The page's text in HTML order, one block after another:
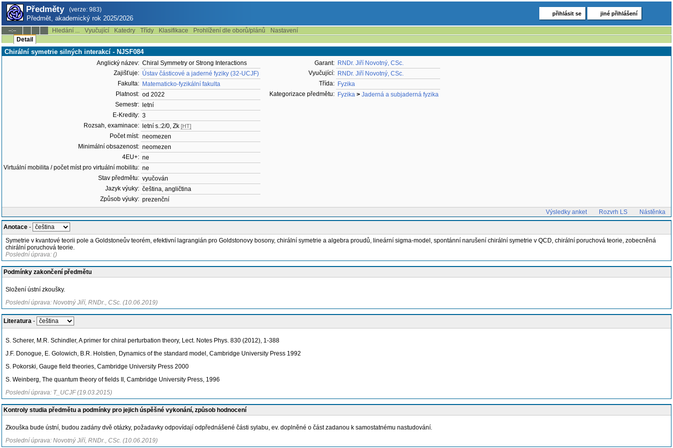
Předměty (verze: 983)
Předmět, akademický rok 2025/2026
přihlásit se jiné přihlášení
--:-- Hledání ... Vyučující Katedry Třídy Klasifikace Prohlížení dle oborů/plánů
Nastavení
Detail
Chirální symetrie silných interakcí - NJSF084
Anglický název: Chiral Symmetry or Strong Interactions
Zajišťuje: Ústav částicové a jaderné fyziky (32-UCJF)
Fakulta: Matematicko-fyzikální fakulta
Platnost: od 2022
Semestr:
letní
E-Kredity: 3
Rozsah, examinace:
letní s.:2/0, Zk [HT]
Počet míst: neomezen
Minimální obsazenost: neomezen
4EU+: ne
Virtuální mobilita / počet míst pro virtuální mobilitu: ne
Stav předmětu: vyučován
Jazyk výuky: čeština, angličtina
Způsob výuky: prezenční
Garant: RNDr. Jiří Novotný, CSc.
Vyučující: RNDr. Jiří Novotný, CSc.
Třída: Fyzika
Kategorizace předmětu: Fyzika > Jaderná a subjaderná fyzika
Výsledky anket Rozvrh LS Nástěnka
Anotace -
Symetrie v kvantové teorii pole a Goldstoneův teorém, efektivní lagrangián pro Goldstonovy bosony, chirální symetrie a algebra proudů, lineární sigma-model, spontánní narušení chirální symetrie v QCD, chirální poruchová teorie, zobecněná
chirální poruchová teorie.
Poslední úprava: ()
Podmínky zakončení předmětu
Složení ústní zkoušky.
Poslední úprava: Novotný Jiří, RNDr., CSc. (10.06.2019)
Literatura -
S. Scherer, M.R. Schindler, A primer for chiral perturbation theory, Lect. Notes Phys. 830 (2012), 1-388
J.F. Donogue, E. Golowich, B.R. Holstien, Dynamics of the standard model, Cambridge University Press 1992
S. Pokorski, Gauge field theories, Cambridge University Press 2000
S. Weinberg, The quantum theory of fields II, Cambridge University Press, 1996
Poslední úprava: T_UCJF (19.03.2015)
Kontroly studia předmětu a podmínky pro jejich úspěšné vykonání, způsob hodnocení
Zkouška bude ústní, budou zadány dvě otázky, požadavky odpovídají odpřednášené části sylabu, ev. doplněné o část zadanou k samostatnému nastudování.
Poslední úprava: Novotný Jiří, RNDr., CSc. (10.06.2019)